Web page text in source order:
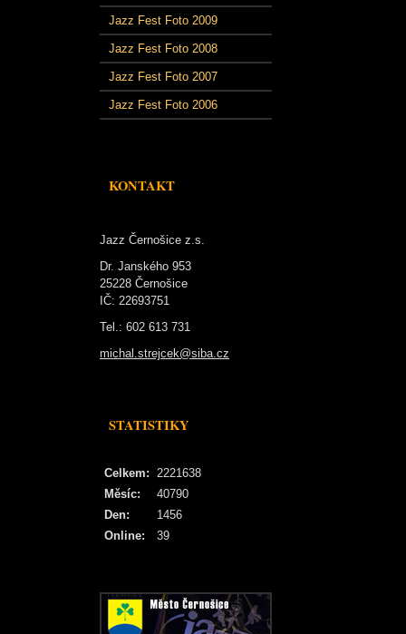
Jazz Fest Foto 2009
Jazz Fest Foto 2008
Jazz Fest Foto 2007
Jazz Fest Foto 2006
KONTAKT
Jazz Černošice z.s.
Dr. Janského 953
25228 Černošice
IČ: 22693751
Tel.: 602 613 731
michal.strejcek@siba.cz
STATISTIKY
Online: 39
Celkem: 2221638
Měsíc:
40790
Den:
1456